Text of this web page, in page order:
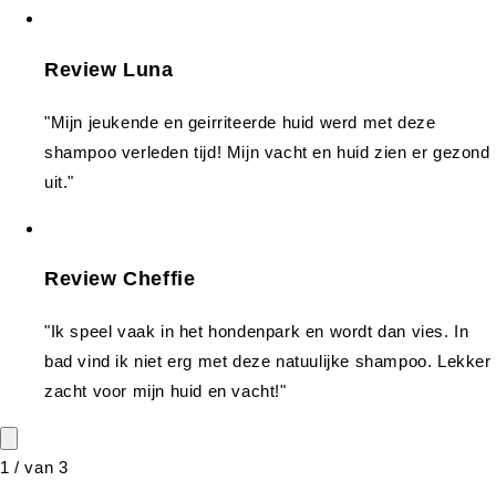
Review Luna
"Mijn jeukende en geirriteerde huid werd met deze
shampoo verleden tijd! Mijn vacht en huid zien er gezond
uit."
Review Cheffie
"Ik speel vaak in het hondenpark en wordt dan vies. In
bad vind ik niet erg met deze natuulijke shampoo. Lekker
zacht voor mijn huid en vacht!"
1 /van 3